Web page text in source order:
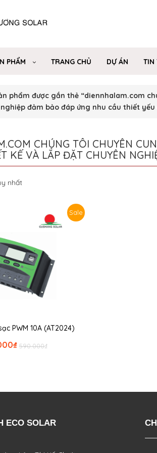
PHẨM TRANG CHỦ DỰ ÁN TIN
phẩm được gắn thẻ “diennhalam.com
đảm bảo đáp ứng nhu cầu thiết yếu
CHÚNG TÔI CHUYÊN
KẾ VÀ LẮP ĐẶT CHUYÊN
nhất
Sale
PWM 10A (AT2024)
₫
590.000
₫
ECO SOLAR